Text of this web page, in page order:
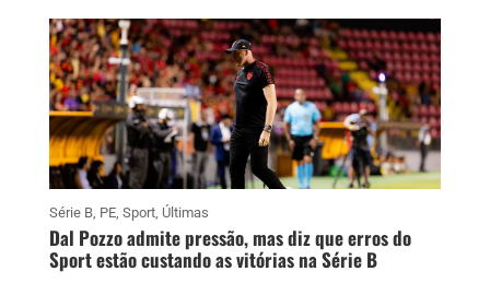
Série B, PE, Sport, Últimas
Dal Pozzo admite pressão, mas diz que erros do
Sport estão custando as vitórias na Série B